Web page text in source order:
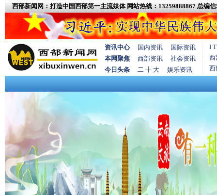
西部新闻网：打造中国西部第一主流媒体 网站热线：13259888867 总编信
资讯中心 国内资讯
国际资讯
本网聚焦
西部资讯
社会资讯
今日头条
二 十 大 娱乐资讯
I
西
西